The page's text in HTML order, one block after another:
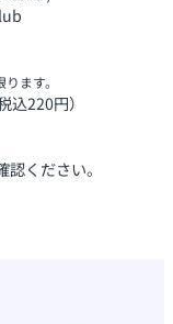
ます。
220円）
ください。